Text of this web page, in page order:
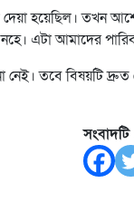
হয়েছিল। তখন
এটা আমাদের
নেই। তবে বিষয়টি